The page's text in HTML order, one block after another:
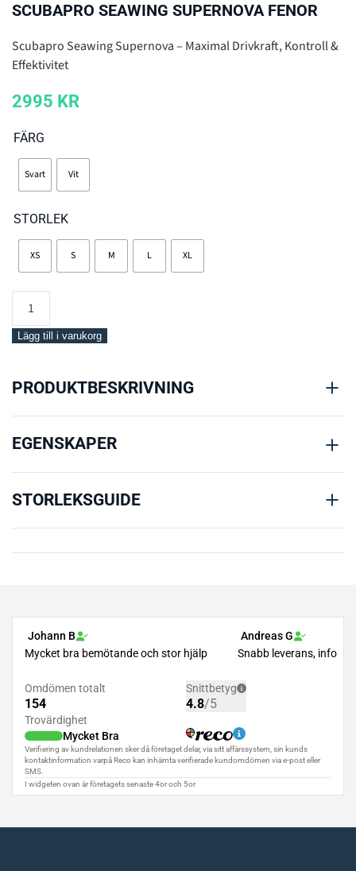
SCUBAPRO SEAWING SUPERNOVA FENOR
Scubapro Seawing Supernova – Maximal Drivkraft, Kontroll &
Effektivitet
2995 KR
FÄRG
Svart Vit
STORLEK
XS S M L XL
Scubapro
SuperNova
Lägg till i varukorg
PRODUKTBESKRIVNING
EGENSKAPER
STORLEKSGUIDE